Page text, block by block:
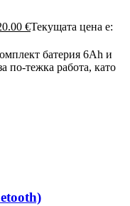
€Текущата цена е:
батерия 6Ah и
по-тежка работа, като